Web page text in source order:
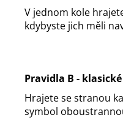
V jednom kole
kdybyste jich měli
Pravidla B -
Hrajete se stranou
symbol